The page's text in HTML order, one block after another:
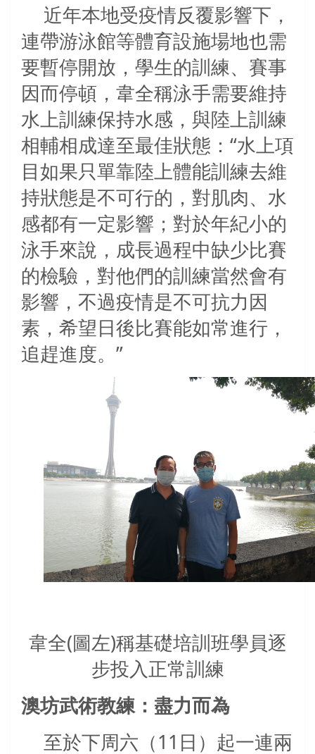
近年本地受疫情反覆影響下，
連帶游泳館等體育設施場地也需
要暫停開放，學生的訓練、賽事
因而停頓，韋全稱泳手需要維持
水上訓練保持水感，與陸上訓練
相輔相成達至最佳狀態：“水上項
目如果只單靠陸上體能訓練去維
持狀態是不可行的，對肌肉、水
感都有一定影響；對於年紀小的
泳手來說，成長過程中缺少比賽
的檢驗，對他們的訓練當然會有
影響，不過疫情是不可抗力因
素，希望日後比賽能如常進行，
追趕進度。”
韋全(圖左)稱基礎培訓班學員逐
步投入正常訓練
澳坊武術教練：盡力而為
至於下周六（11 日）起一連兩